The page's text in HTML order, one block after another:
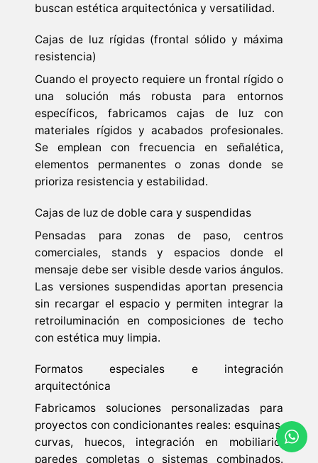
buscan estética arquitectónica y versatilidad.
Cajas de luz rígidas (frontal sólido y máxima
resistencia)
Cuando el proyecto requiere un frontal rígido o
una solución más robusta para entornos
específicos, fabricamos cajas de luz con
materiales rígidos y acabados profesionales.
Se emplean con frecuencia en señalética,
elementos permanentes o zonas donde se
prioriza resistencia y estabilidad.
Cajas de luz de doble cara y suspendidas
Pensadas para zonas de paso, centros
comerciales, stands y espacios donde el
mensaje debe ser visible desde varios ángulos.
Las versiones suspendidas aportan presencia
sin recargar el espacio y permiten integrar la
retroiluminación en composiciones de techo
con estética muy limpia.
Formatos especiales e integración
arquitectónica
Fabricamos soluciones personalizadas para
proyectos con condicionantes reales: esquinas,
curvas, huecos, integración en mobiliario,
paredes completas o sistemas combinados.